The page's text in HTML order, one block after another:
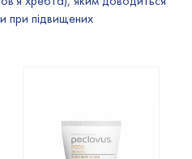
при підвищених